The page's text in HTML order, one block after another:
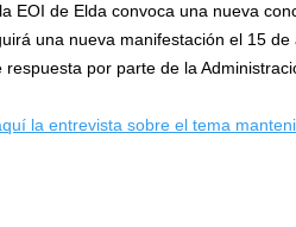
EOI de Elda convoca una nueva
una nueva manifestación el 15
respuesta por parte de la
la entrevista sobre el tema